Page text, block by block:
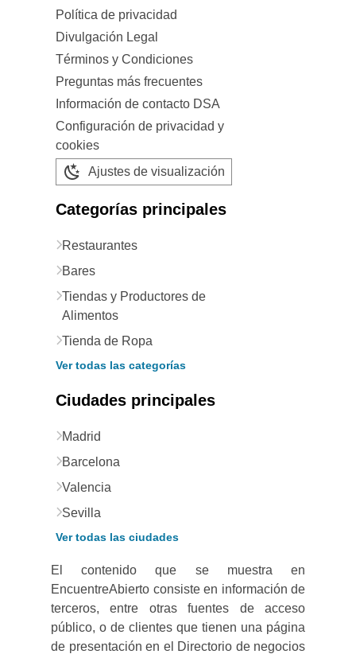
Política de privacidad
Divulgación Legal
Términos y Condiciones
Preguntas más frecuentes
Información de contacto DSA
Configuración de privacidad y
cookies
Ajustes de visualización
Categorías principales
Restaurantes
Bares
Tiendas y Productores de
Alimentos
Tienda de Ropa
Ver todas las categorías
Ciudades principales
Madrid
Barcelona
Valencia
Sevilla
Ver todas las ciudades
El contenido que se muestra en
EncuentreAbierto consiste en información de
terceros, entre otras fuentes de acceso
público, o de clientes que tienen una página
de presentación en el Directorio de negocios